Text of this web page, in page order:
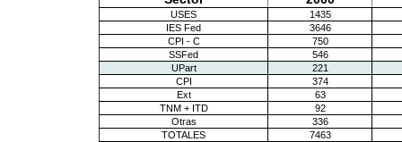
USES
1435
IES Fed
3646
CPI - C
750
SSFed
546
UPart
221
CPI
374
Ext
63
TNM + ITD
92
Otras
336
TOTALES
7463